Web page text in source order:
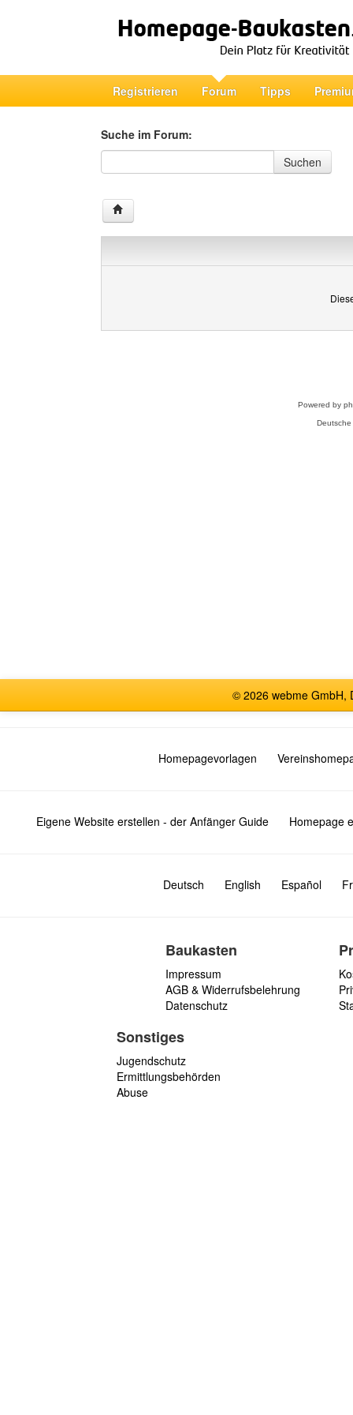
Registrieren Forum Tipps
Suche im Forum:
Suche im Forum
Suchen
Powered by
© 2026 webme GmbH,
Homepagevorlagen
Eigene Website erstellen - der Anfänger Guide Homepage
Deutsch English Español
Baukasten
Impressum
AGB & Widerrufsbelehrung
Datenschutz
Sonstiges
Jugendschutz
Ermittlungsbehörden
Abuse